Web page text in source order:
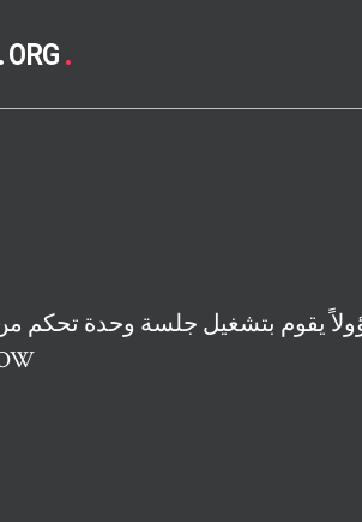
.
يقوم بتشغيل جلسة وحدة تحكم